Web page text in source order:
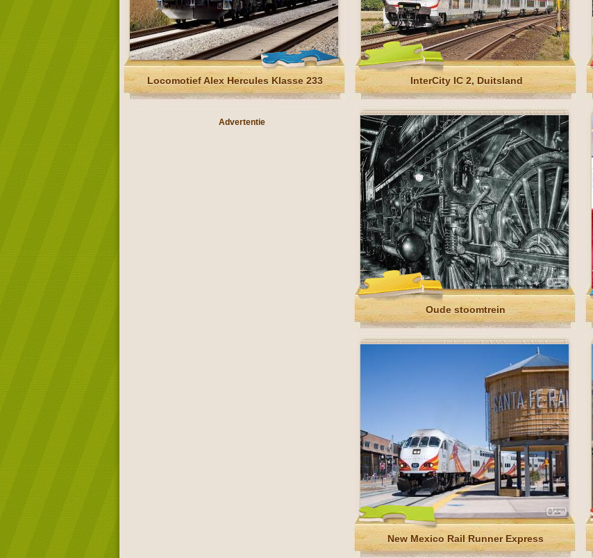
Locomotief Alex Hercules Klasse 233 InterCity IC 2, Duitsland
Advertentie
Oude stoomtrein
New Mexico Rail Runner Express